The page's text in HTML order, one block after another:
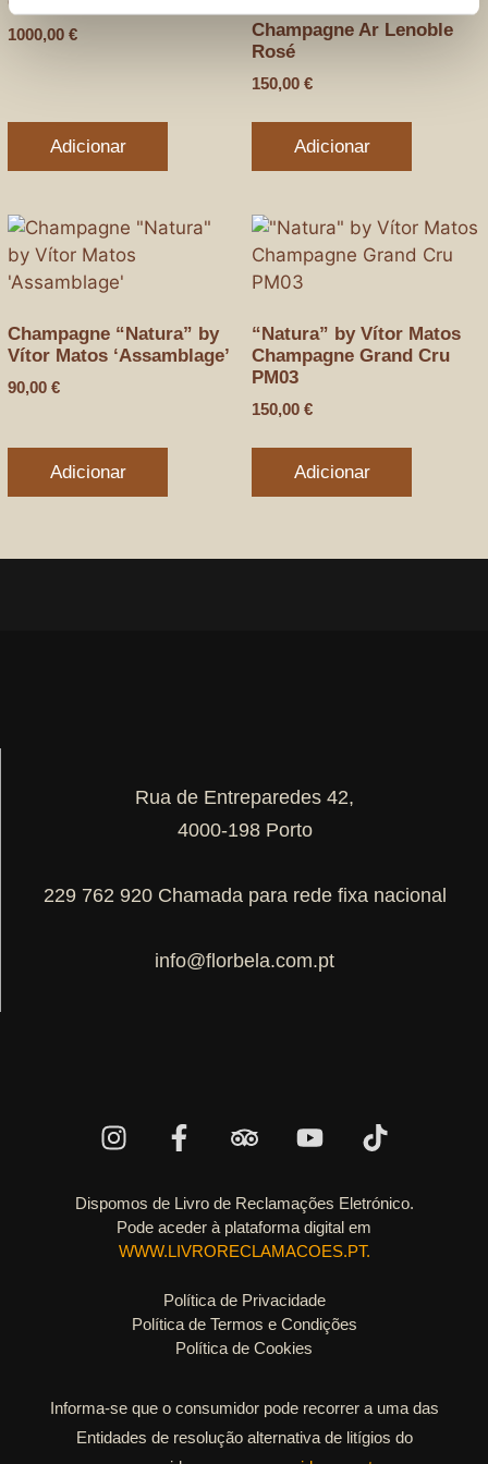
1000,00 €
Adicionar
Champagne Ar Lenoble
Rosé
150,00 €
Adicionar
Champagne “Natura” by
Vítor Matos ‘Assamblage’
90,00 €
Adicionar
“Natura” by Vítor Matos
Champagne Grand Cru
PM03
150,00 €
Adicionar
Rua de Entreparedes 42,
4000-198 Porto
229 762 920 Chamada para rede fixa nacional
info@florbela.com.pt
Dispomos de Livro de Reclamações Eletrónico.
Pode aceder à plataforma digital em
WWW.LIVRORECLAMACOES.PT.
Política de Privacidade
Política de Termos e Condições
Política de Cookies
Informa-se que o consumidor pode recorrer a uma das
Entidades de resolução alternativa de litígios do